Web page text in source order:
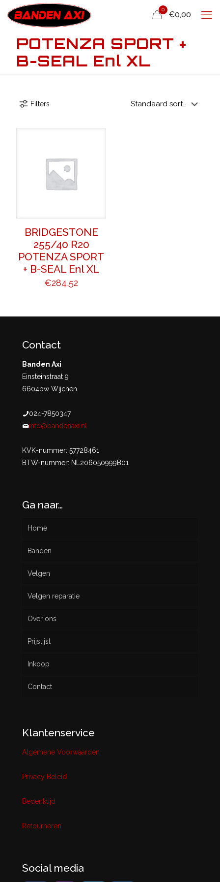
0
€0,00
POTENZA SPORT +
B-SEAL Enl XL
Filters
BRIDGESTONE
255/40 R20
POTENZA SPORT
+ B-SEAL Enl XL
€284,52
Contact
Banden Axi
Einsteinstraat 9
6604bw Wijchen
024-7850347
info@bandenaxi.nl
KVK-nummer: 57728461
BTW-nummer: NL206050999B01
Ga naar…
Home
Banden
Nieuw
Gebruikt
Velgen
Velgen reparatie
Over ons
Prijslijst
Inkoop
Contact
Klantenservice
Algemene Voorwaarden
Privacy Beleid
Bedenktijd
Retourneren
Social media